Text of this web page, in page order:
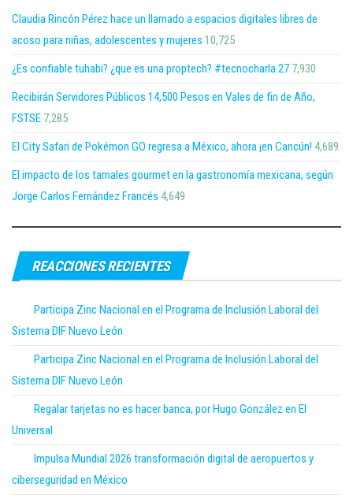
Claudia Rincón Pérez hace un llamado a espacios digitales libres de
acoso para niñas, adolescentes y mujeres 10,725
¿Es confiable tuhabi? ¿que es una proptech? #tecnocharla 27 7,930
Recibirán Servidores Públicos 14,500 Pesos en Vales de fin de Año,
FSTSE 7,285
El City Safari de Pokémon GO regresa a México, ahora ¡en Cancún! 4,689
El impacto de los tamales gourmet en la gastronomía mexicana, según
Jorge Carlos Fernández Francés 4,649
REACCIONES RECIENTES
Participa Zinc Nacional en el Programa de Inclusión Laboral del
Sistema DIF Nuevo León
Participa Zinc Nacional en el Programa de Inclusión Laboral del
Sistema DIF Nuevo León
Regalar tarjetas no es hacer banca; por Hugo González en El
Universal
Impulsa Mundial 2026 transformación digital de aeropuertos y
ciberseguridad en México